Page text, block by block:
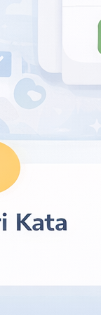
dan
Istimewa